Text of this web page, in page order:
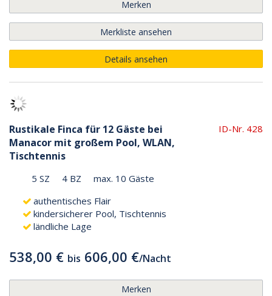
Merken
Merkliste ansehen
Details ansehen
Rustikale Finca für 12 Gäste bei
Manacor mit großem Pool, WLAN,
Tischtennis
ID-Nr. 428
5 SZ 4 BZ
max. 10 Gäste
authentisches Flair
kindersicherer Pool, Tischtennis
ländliche Lage
538,00 € bis 606,00 €/Nacht
Merken